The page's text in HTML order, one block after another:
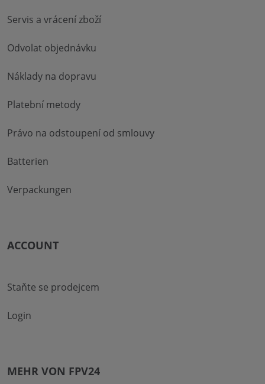
Servis a vrácení zboží
Odvolat objednávku
Náklady na dopravu
Platební metody
Právo na odstoupení od smlouvy
Batterien
Verpackungen
ACCOUNT
Staňte se prodejcem
Login
MEHR VON FPV24